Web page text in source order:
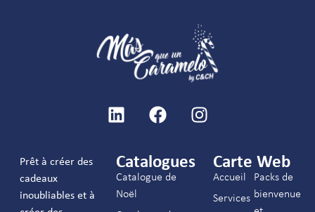
Prêt à créer des
cadeaux
inoubliables et à
Catalogues
Catalogue de
Noël
Carte Web
Accueil
Services
Packs de
bienvenue